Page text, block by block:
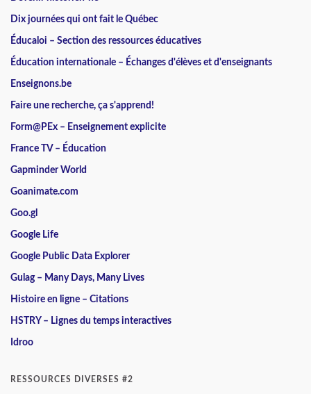
Dix journées qui ont fait le Québec
Éducaloi – Section des ressources éducatives
Éducation internationale – Échanges d'élèves et d'enseignants
Enseignons.be
Faire une recherche, ça s'apprend!
Form@PEx – Enseignement explicite
France TV – Éducation
Gapminder World
Goanimate.com
Goo.gl
Google Life
Google Public Data Explorer
Gulag – Many Days, Many Lives
Histoire en ligne – Citations
HSTRY – Lignes du temps interactives
Idroo
RESSOURCES DIVERSES #2